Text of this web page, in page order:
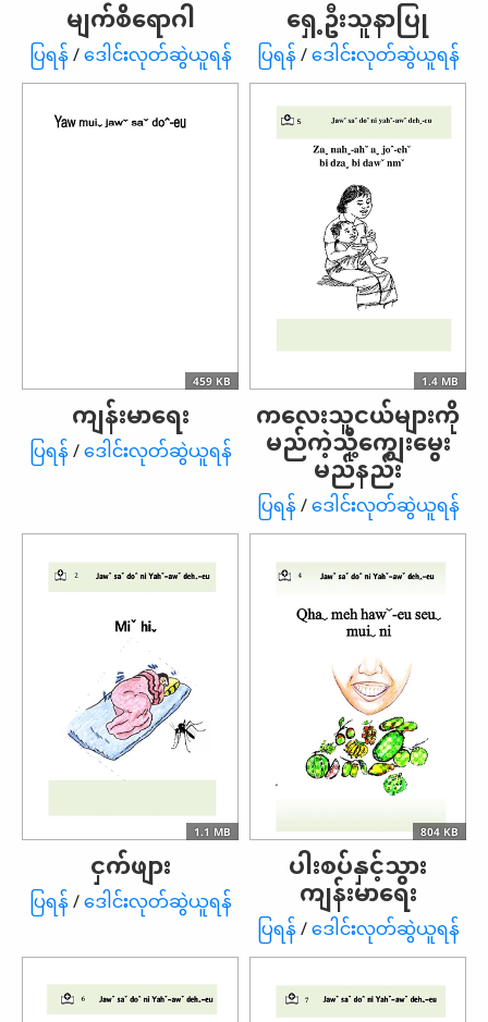
မျက်စိရောဂါ
ပြရန်/ဒေါင်းလုတ်ဆွဲယူရန်
ရှေ့ဦးသူနာပြု
ပြရန်/ဒေါင်းလုတ်ဆွဲယူရန်
459 KB
ကျန်းမာရေး
ပြရန်/ဒေါင်းလုတ်ဆွဲယူရန်
1.4 MB
ကလေးသူငယ်များကို
မည်ကဲ့သို့ကျွေးမွေး
မည်နည်း
ပြရန်/ဒေါင်းလုတ်ဆွဲယူရန်
1.1 MB
ငှက်ဖျား
ပြရန်/ဒေါင်းလုတ်ဆွဲယူရန်
804 KB
ပါးစပ်နှင့်သွား
ကျန်းမာရေး
ပြရန်/ဒေါင်းလုတ်ဆွဲယူရန်